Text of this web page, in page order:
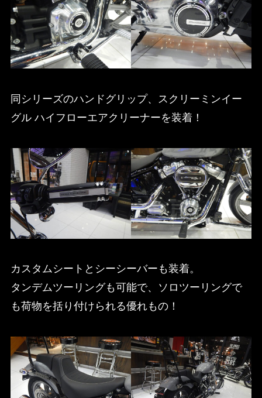
同シリーズのハンドグリップ、スクリーミンイー
グル ハイフローエアクリーナーを装着！
カスタムシートとシーシーバーも装着。
タンデムツーリングも可能で、ソロツーリングで
も荷物を括り付けられる優れもの！